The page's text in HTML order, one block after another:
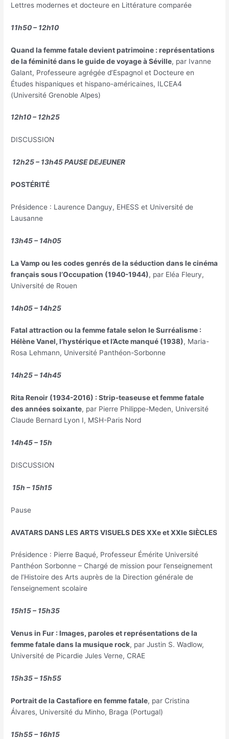
Lettres modernes et docteure en Littérature comparée
11h50 – 12h10
Quand la femme fatale devient patrimoine : représentations
de la féminité dans le guide de voyage à Séville, par Ivanne
Galant, Professeure agrégée d’Espagnol et Docteure en
Études hispaniques et hispano-américaines, ILCEA4
(Université Grenoble Alpes)
12h10 – 12h25
DISCUSSION
12h25 – 13h45 PAUSE DEJEUNER
POSTÉRITÉ
Présidence : Laurence Danguy, EHESS et Université de
Lausanne
13h45 – 14h05
La Vamp ou les codes genrés de la séduction dans le cinéma
français sous l’Occupation (1940-1944), par Eléa Fleury,
Université de Rouen
14h05 – 14h25
Fatal attraction ou la femme fatale selon le Surréalisme :
Hélène Vanel, l’hystérique et l’Acte manqué (1938), Maria-
Rosa Lehmann, Université Panthéon-Sorbonne
14h25 – 14h45
Rita Renoir (1934-2016) : Strip-teaseuse et femme fatale
des années soixante, par Pierre Philippe-Meden, Université
Claude Bernard Lyon I, MSH-Paris Nord
14h45 – 15h
DISCUSSION
15h – 15h15
Pause
AVATARS DANS LES ARTS VISUELS DES XXe et XXIe SIÈCLES
Présidence : Pierre Baqué, Professeur Émérite Université
Panthéon Sorbonne – Chargé de mission pour l’enseignement
de l’Histoire des Arts auprès de la Direction générale de
l’enseignement scolaire
15h15 – 15h35
Venus in Fur : Images, paroles et représentations de la
femme fatale dans la musique rock, par Justin S. Wadlow,
Université de Picardie Jules Verne, CRAE
15h35 – 15h55
Portrait de la Castafiore en femme fatale, par Cristina
Álvares, Université du Minho, Braga (Portugal)
15h55 – 16h15